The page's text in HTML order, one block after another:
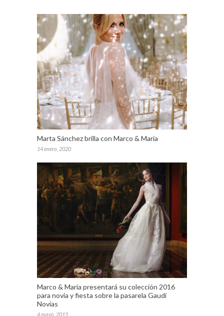
Marta Sánchez brilla con Marco & María
14 enero, 2020
Marco & María presentará su colección 2016
para novia y fiesta sobre la pasarela Gaudí
Novias
4 mayo, 2015